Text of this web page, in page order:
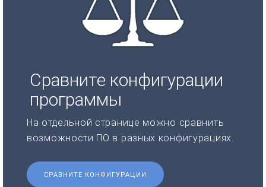
Сравните конфигурации
программы
На отдельной странице можно сравнить
возможности ПО в разных конфигурациях.
СРАВНИТЕ КОНФИГУРАЦИИ